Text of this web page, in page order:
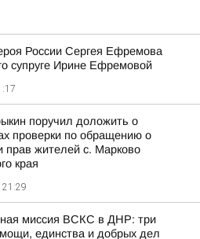
России Сергея Ефремова
супруге Ирине Ефремовой
поручил доложить о
проверки по обращению о
прав жителей с. Марково
края
21:29
миссия ВСКС в ДНР: три
единства и добрых дел